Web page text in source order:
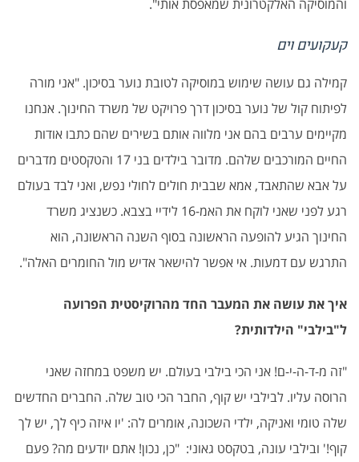
והמוסיקה האלקטרונית שמאפסת אותי".
קעקועים וים
קמילה גם עושה שימוש במוסיקה לטובת נוער בסיכון. "אני מורה
לפיתוח קול של נוער בסיכון דרך פרויקט של משרד החינוך. אנחנו
מקיימים ערבים בהם אני מלווה אותם בשירים שהם כתבו אודות
החיים המורכבים שלהם. מדובר בילדים בני 17 והטקסטים מדברים
על אבא שהתאבד, אמא שבבית חולים לחולי נפש, ואני לבד בעולם
רגע לפני שאני לוקח את האמ-16 לידיי בצבא. כשנציג משרד
החינוך הגיע להופעה הראשונה בסוף השנה הראשונה, הוא
התרגש עם דמעות. אי אפשר להישאר אדיש מול החומרים האלה".
איך את עושה את המעבר החד מהרוקיסטית הפרועה
ל"בילבי" הילדותית?
"זה מ-ד-ה-י-ם! אני הכי בילבי בעולם. יש משפט במחזה שאני
הרוסה עליו. לבילבי יש קוף, החבר הכי טוב שלה. החברים החדשים
שלה טומי ואניקה, ילדי השכונה, אומרים לה: 'יו איזה כיף לך, יש לך
קוף!' ובילבי עונה, בטקסט גאוני: "כן, נכון! אתם יודעים מה? פעם